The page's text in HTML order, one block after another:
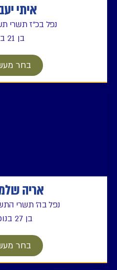
איתי
נפל בכ"ז תשרי
בן 21 בנופלו
בחר
אריה
נפל בה' תשרי
בן 27 בנופלו
בחר